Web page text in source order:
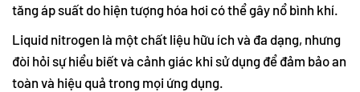
tăng áp suất do hiện tượng hóa hơi có thể gây nổ bình khí.
Liquid nitrogen là một chất liệu hữu ích và đa dạng, nhưng
đòi hỏi sự hiểu biết và cảnh giác khi sử dụng để đảm bảo an
toàn và hiệu quả trong mọi ứng dụng.